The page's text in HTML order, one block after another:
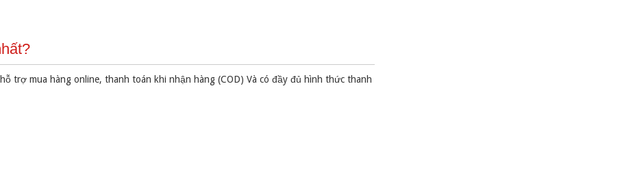
trợ mua hàng online, thanh toán khi nhận hàng (COD) Và có đầy đủ hình thức thanh